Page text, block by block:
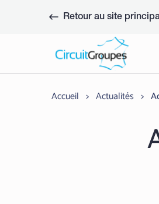
Retour au site
Accueil > Actualités >